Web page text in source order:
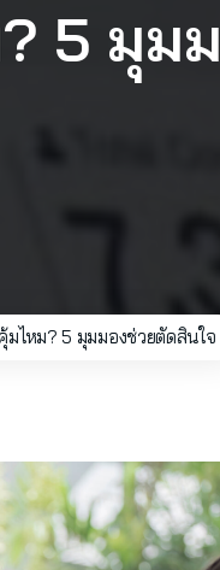
5 มุม
มไหม? 5 มุมมองช่วยตัดสินใจ